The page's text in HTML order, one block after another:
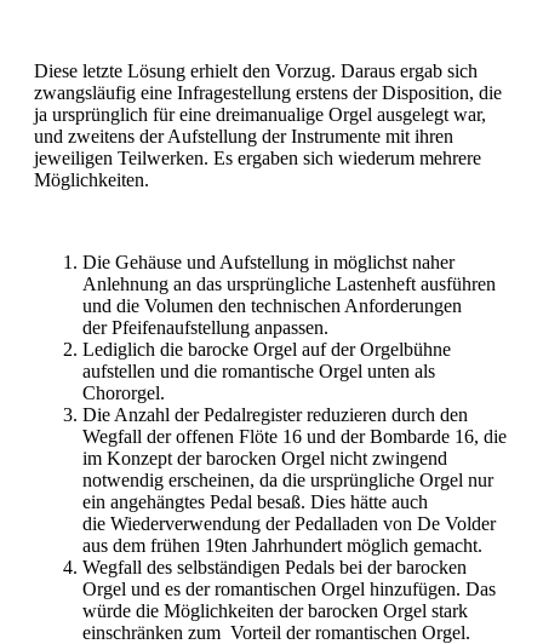
Diese letzte Lösung erhielt den Vorzug. Daraus ergab sich
zwangsläufig eine Infragestellung erstens der Disposition, die
ja ursprünglich für eine dreimanualige Orgel ausgelegt war,
und zweitens der Aufstellung der Instrumente mit ihren
jeweiligen Teilwerken. Es ergaben sich wiederum mehrere
Möglichkeiten.
Die Gehäuse und Aufstellung in möglichst naher
Anlehnung an das ursprüngliche Lastenheft ausführen
und die Volumen den technischen Anforderungen
der Pfeifenaufstellung anpassen.
Lediglich die barocke Orgel auf der Orgelbühne
aufstellen und die romantische Orgel unten als
Chororgel.
Die Anzahl der Pedalregister reduzieren durch den
Wegfall der offenen Flöte 16 und der Bombarde 16, die
im Konzept der barocken Orgel nicht zwingend
notwendig erscheinen, da die ursprüngliche Orgel nur
ein angehängtes Pedal besaß. Dies hätte auch
die Wiederverwendung der Pedalladen von De Volder
aus dem frühen 19ten Jahrhundert möglich gemacht.
Wegfall des selbständigen Pedals bei der barocken
Orgel und es der romantischen Orgel hinzufügen. Das
würde die Möglichkeiten der barocken Orgel stark
einschränken zum Vorteil der romantischen Orgel.